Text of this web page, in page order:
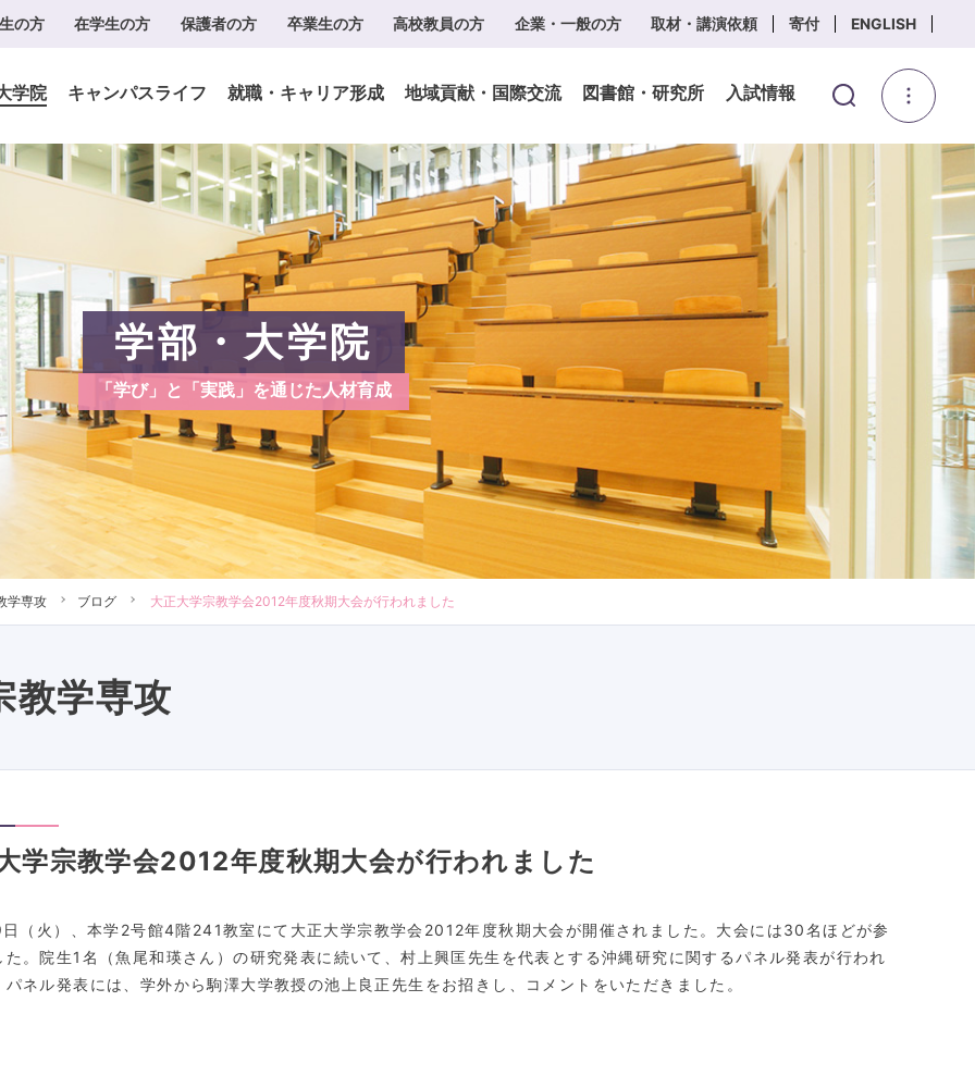
の方 在学生の方 保護者の方 卒業生の方 高校教員の方 企業・一般の方 取材・講演依頼 寄付 ENGLISH
学院 キャンパスライフ 就職・キャリア形成 地域貢献・国際交流 図書館・研究所 入試情報
学部・大学院
「学び」と「実践」を通じた人材育成
学専攻 ブログ 大正大学宗教学会2012年度秋期大会が行われました
教学専攻
学宗教学会2012年度秋期大会が行われました
（火）、本学2号館4階241教室にて大正大学宗教学会2012年度秋期大会が開催されました。大会には30名ほどが参
た。院生1名（魚尾和瑛さん）の研究発表に続いて、村上興匡先生を代表とする沖縄研究に関するパネル発表が行われ
パネル発表には、学外から駒澤大学教授の池上良正先生をお招きし、コメントをいただきました。